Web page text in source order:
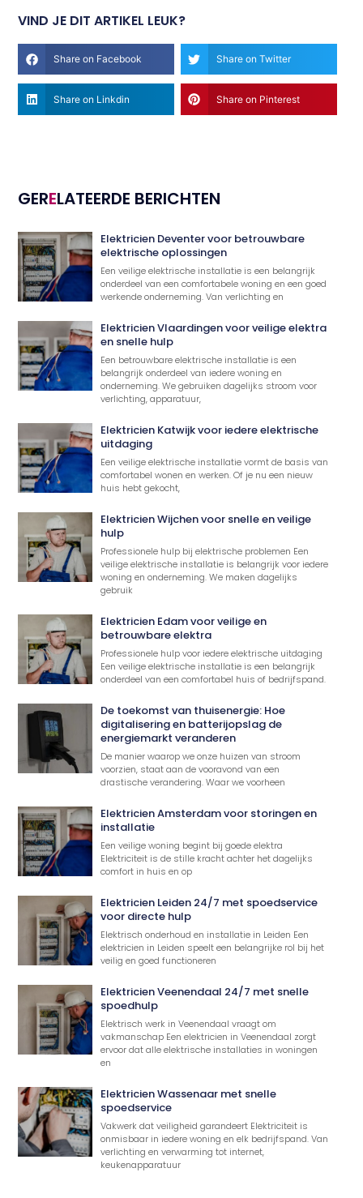
VIND JE DIT ARTIKEL LEUK?
Share on Facebook Share on Twitter
Share on Linkdin Share on Pinterest
GERELATEERDE BERICHTEN
Elektricien Deventer voor betrouwbare
elektrische oplossingen
Een veilige elektrische installatie is een belangrijk
onderdeel van een comfortabele woning en een goed
werkende onderneming. Van verlichting en
Elektricien Vlaardingen voor veilige elektra
en snelle hulp
Een betrouwbare elektrische installatie is een
belangrijk onderdeel van iedere woning en
onderneming. We gebruiken dagelijks stroom voor
verlichting, apparatuur,
Elektricien Katwijk voor iedere elektrische
uitdaging
Een veilige elektrische installatie vormt de basis van
comfortabel wonen en werken. Of je nu een nieuw
huis hebt gekocht,
Elektricien Wijchen voor snelle en veilige
hulp
Professionele hulp bij elektrische problemen Een
veilige elektrische installatie is belangrijk voor iedere
woning en onderneming. We maken dagelijks
gebruik
Elektricien Edam voor veilige en
betrouwbare elektra
Professionele hulp voor iedere elektrische uitdaging
Een veilige elektrische installatie is een belangrijk
onderdeel van een comfortabel huis of bedrijfspand.
De toekomst van thuisenergie: Hoe
digitalisering en batterijopslag de
energiemarkt veranderen
De manier waarop we onze huizen van stroom
voorzien, staat aan de vooravond van een
drastische verandering. Waar we voorheen
Elektricien Amsterdam voor storingen en
installatie
Een veilige woning begint bij goede elektra
Elektriciteit is de stille kracht achter het dagelijks
comfort in huis en op
Elektricien Leiden 24/7 met spoedservice
voor directe hulp
Elektrisch onderhoud en installatie in Leiden Een
elektricien in Leiden speelt een belangrijke rol bij het
veilig en goed functioneren
Elektricien Veenendaal 24/7 met snelle
spoedhulp
Elektrisch werk in Veenendaal vraagt om
vakmanschap Een elektricien in Veenendaal zorgt
ervoor dat alle elektrische installaties in woningen
en
Elektricien Wassenaar met snelle
spoedservice
Vakwerk dat veiligheid garandeert Elektriciteit is
onmisbaar in iedere woning en elk bedrijfspand. Van
verlichting en verwarming tot internet,
keukenapparatuur